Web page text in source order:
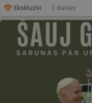
Ekskluzīvi 2 dienas